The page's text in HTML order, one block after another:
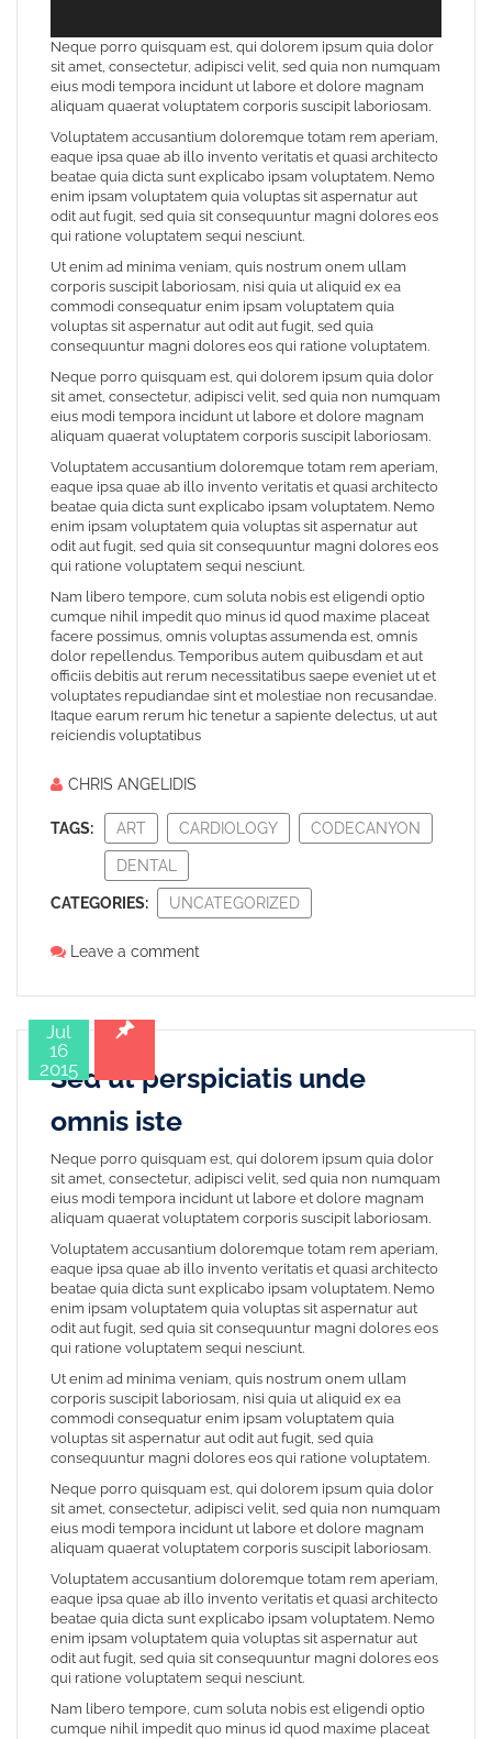
Neque porro quisquam est, qui dolorem ipsum quia dolor
sit amet, consectetur, adipisci velit, sed quia non numquam
eius modi tempora incidunt ut labore et dolore magnam
aliquam quaerat voluptatem corporis suscipit laboriosam.
Voluptatem accusantium doloremque totam rem aperiam,
eaque ipsa quae ab illo invento veritatis et quasi architecto
beatae quia dicta sunt explicabo ipsam voluptatem. Nemo
enim ipsam voluptatem quia voluptas sit aspernatur aut
odit aut fugit, sed quia sit consequuntur magni dolores eos
qui ratione voluptatem sequi nesciunt.
Ut enim ad minima veniam, quis nostrum onem ullam
corporis suscipit laboriosam, nisi quia ut aliquid ex ea
commodi consequatur enim ipsam voluptatem quia
voluptas sit aspernatur aut odit aut fugit, sed quia
consequuntur magni dolores eos qui ratione voluptatem.
Neque porro quisquam est, qui dolorem ipsum quia dolor
sit amet, consectetur, adipisci velit, sed quia non numquam
eius modi tempora incidunt ut labore et dolore magnam
aliquam quaerat voluptatem corporis suscipit laboriosam.
Voluptatem accusantium doloremque totam rem aperiam,
eaque ipsa quae ab illo invento veritatis et quasi architecto
beatae quia dicta sunt explicabo ipsam voluptatem. Nemo
enim ipsam voluptatem quia voluptas sit aspernatur aut
odit aut fugit, sed quia sit consequuntur magni dolores eos
qui ratione voluptatem sequi nesciunt.
Nam libero tempore, cum soluta nobis est eligendi optio
cumque nihil impedit quo minus id quod maxime placeat
facere possimus, omnis voluptas assumenda est, omnis
dolor repellendus. Temporibus autem quibusdam et aut
officiis debitis aut rerum necessitatibus saepe eveniet ut et
voluptates repudiandae sint et molestiae non recusandae.
Itaque earum rerum hic tenetur a sapiente delectus, ut aut
reiciendis voluptatibus
CHRIS ANGELIDIS
TAGS: ART CARDIOLOGY CODECANYON
DENTAL
CATEGORIES: UNCATEGORIZED
Leave a comment
Jul
16
2015
Sed ut perspiciatis unde
omnis iste
Neque porro quisquam est, qui dolorem ipsum quia dolor
sit amet, consectetur, adipisci velit, sed quia non numquam
eius modi tempora incidunt ut labore et dolore magnam
aliquam quaerat voluptatem corporis suscipit laboriosam.
Voluptatem accusantium doloremque totam rem aperiam,
eaque ipsa quae ab illo invento veritatis et quasi architecto
beatae quia dicta sunt explicabo ipsam voluptatem. Nemo
enim ipsam voluptatem quia voluptas sit aspernatur aut
odit aut fugit, sed quia sit consequuntur magni dolores eos
qui ratione voluptatem sequi nesciunt.
Ut enim ad minima veniam, quis nostrum onem ullam
corporis suscipit laboriosam, nisi quia ut aliquid ex ea
commodi consequatur enim ipsam voluptatem quia
voluptas sit aspernatur aut odit aut fugit, sed quia
consequuntur magni dolores eos qui ratione voluptatem.
Neque porro quisquam est, qui dolorem ipsum quia dolor
sit amet, consectetur, adipisci velit, sed quia non numquam
eius modi tempora incidunt ut labore et dolore magnam
aliquam quaerat voluptatem corporis suscipit laboriosam.
Voluptatem accusantium doloremque totam rem aperiam,
eaque ipsa quae ab illo invento veritatis et quasi architecto
beatae quia dicta sunt explicabo ipsam voluptatem. Nemo
enim ipsam voluptatem quia voluptas sit aspernatur aut
odit aut fugit, sed quia sit consequuntur magni dolores eos
qui ratione voluptatem sequi nesciunt.
Nam libero tempore, cum soluta nobis est eligendi optio
cumque nihil impedit quo minus id quod maxime placeat